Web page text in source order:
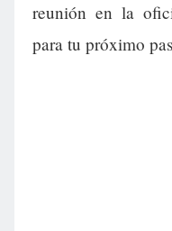
reunión en la
para tu próximo